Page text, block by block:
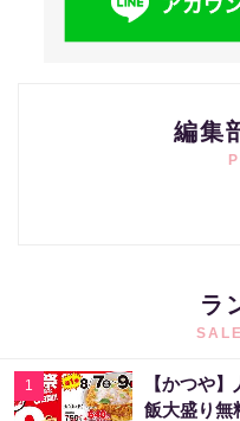
編集
ラ
1
【かつや
飯大盛り無